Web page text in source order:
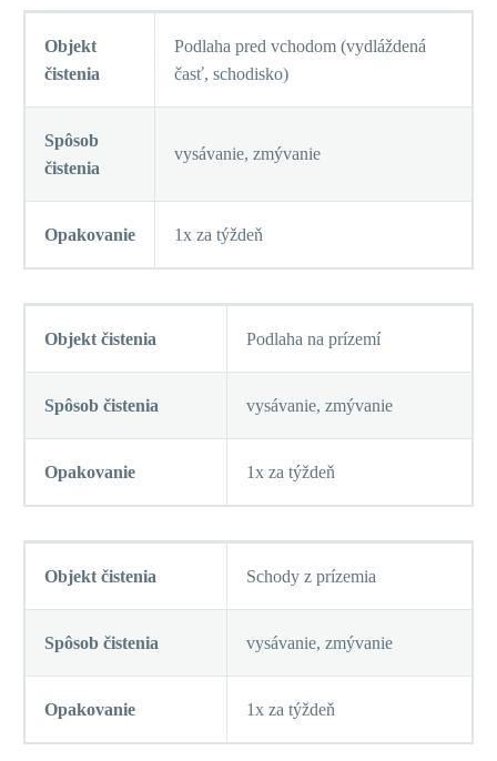
Objekt
čistenia
Podlaha pred vchodom (vydláždená
časť, schodisko)
Spôsob
čistenia
vysávanie, zmývanie
Opakovanie 1x za týždeň
Objekt čistenia Podlaha na prízemí
Spôsob čistenia vysávanie, zmývanie
Opakovanie 1x za týždeň
Objekt čistenia Schody z prízemia
Spôsob čistenia vysávanie, zmývanie
Opakovanie 1x za týždeň